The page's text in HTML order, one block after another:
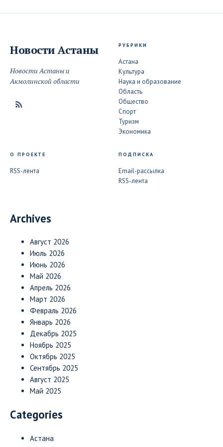
Новости Астаны
Новости Астаны и
Акмолинской области
РУБРИКИ
Астана
Культура
Наука и образование
Область
Общество
Спорт
Туризм
Экономика
О ПРОЕКТЕ
RSS-лента
ПОДПИСКА
Email-рассылка
RSS-лента
Archives
Август 2026
Июль 2026
Июнь 2026
Май 2026
Апрель 2026
Март 2026
Февраль 2026
Январь 2026
Декабрь 2025
Ноябрь 2025
Октябрь 2025
Сентябрь 2025
Август 2025
Май 2025
Categories
Астана